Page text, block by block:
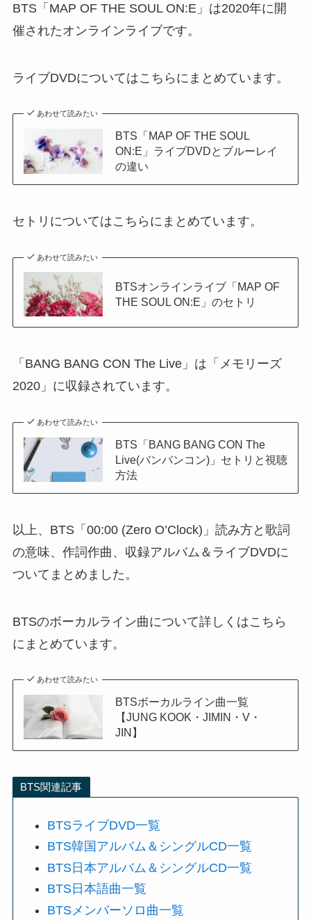
BTS「MAP OF THE SOUL ON:E」は2020年に開
催されたオンラインライブです。
ライブDVDについてはこちらにまとめています。
あわせて読みたい
BTS「MAP OF THE SOUL
ON:E」ライブDVDとブルーレイ
の違い
セトリについてはこちらにまとめています。
あわせて読みたい
BTSオンラインライブ「MAP OF
THE SOUL ON:E」のセトリ
「BANG BANG CON The Live」は「メモリーズ
2020」に収録されています。
あわせて読みたい
BTS「BANG BANG CON The
Live(バンバンコン)」セトリと視聴
方法
以上、BTS「00:00 (Zero O’Clock)」読み方と歌詞
の意味、作詞作曲、収録アルバム＆ライブDVDに
ついてまとめました。
BTSのボーカルライン曲について詳しくはこちら
にまとめています。
あわせて読みたい
BTSボーカルライン曲一覧
【JUNG KOOK・JIMIN・V・
JIN】
BTS関連記事
BTSライブDVD一覧
BTS韓国アルバム＆シングルCD一覧
BTS日本アルバム＆シングルCD一覧
BTS日本語曲一覧
BTSメンバーソロ曲一覧